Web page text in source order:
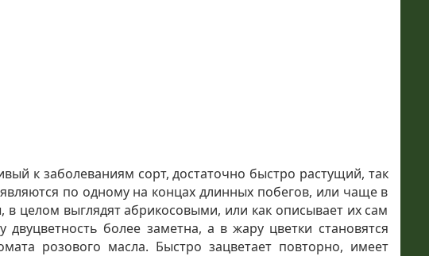
к заболеваниям сорт, достаточно быстро растущий, так
по одному на концах длинных побегов, или чаще в
целом выглядят абрикосовыми, или как описывает их сам
более заметна, а в жару цветки становятся
розового масла. Быстро зацветает повторно, имеет